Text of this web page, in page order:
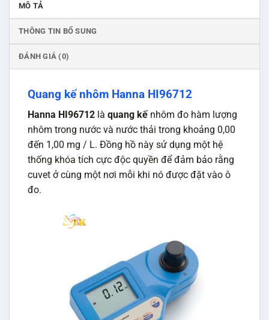
MÔ TẢ
THÔNG TIN BỔ SUNG
ĐÁNH GIÁ (0)
Quang kế nhôm Hanna HI96712
Hanna HI96712 là quang kếnhôm đo hàm lượng
nhôm trong nước và nước thải trong khoảng 0,00
đến 1,00 mg / L. Đồng hồ này sử dụng một hệ
thống khóa tích cực độc quyền để đảm bảo rằng
cuvet ở cùng một nơi mỗi khi nó được đặt vào ô
đo.